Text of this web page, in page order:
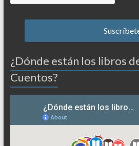
¿Dónde están los libros
Cuentos?